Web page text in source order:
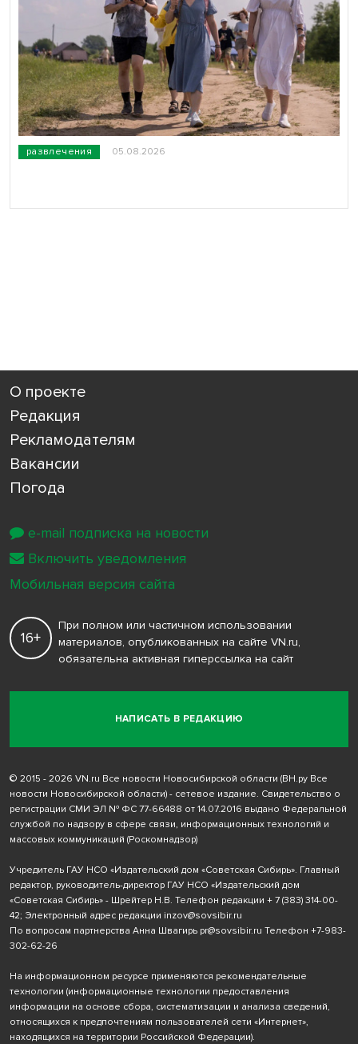
развлечения 05.08.2026
О проекте
Редакция
Рекламодателям
Вакансии
Погода
НАПИСАТЬ В РЕДАКЦИЮ
16+
При полном или частичном использовании
материалов, опубликованных на сайте VN.ru,
обязательна активная гиперссылка на сайт
© 2015 - 2026 VN.ru Все новости Новосибирской области (ВН.ру Все
новости Новосибирской области) - сетевое издание. Свидетельство о
регистрации СМИ ЭЛ № ФС 77-66488 от 14.07.2016 выдано Федеральной
службой по надзору в сфере связи, информационных технологий и
массовых коммуникаций (Роскомнадзор)
Учредитель ГАУ НСО «Издательский дом «Советская Сибирь». Главный
редактор, руководитель-директор ГАУ НСО «Издательский дом
«Советская Сибирь» - Шрейтер Н.В. Телефон редакции + 7 (383) 314-00-
42; Электронный адрес редакции inzov@sovsibir.ru
По вопросам партнерства Анна Швагирь pr@sovsibir.ru Телефон +7-983-
302-62-26
На информационном ресурсе применяются рекомендательные
технологии (информационные технологии предоставления
информации на основе сбора, систематизации и анализа сведений,
относящихся к предпочтениям пользователей сети «Интернет»,
находящихся на территории Российской Федерации).
e-mail подписка на новости
Включить уведомления
Мобильная версия сайта